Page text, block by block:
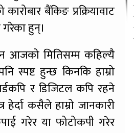
बैंकिङ प्रक्रियावाट
हुन्।
आजको मितिसम्म कहिल्यै
स्पष्ट हुन्छ किनकि हाम्रो
र डिजिटल कपि रहने
कसैले हाम्रो जानकारी
गरेर या फोटोकपी गरेर